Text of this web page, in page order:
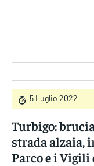
5 Luglio 2022
Turbigo:
strada alzaia,
Parco e i